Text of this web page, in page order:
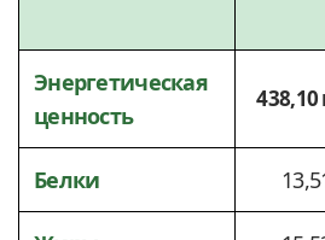
Энергетическая
ценность
438,10
Белки